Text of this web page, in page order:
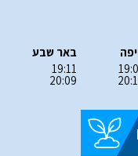
באר שבע
19:11
20:09